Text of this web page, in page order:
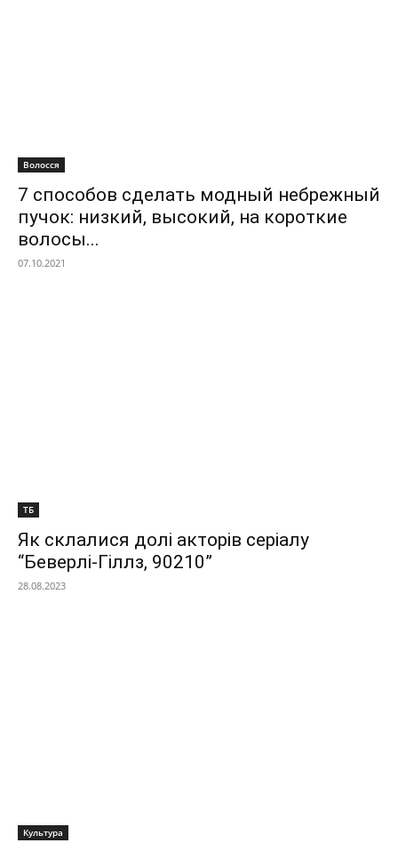
Волосся
7 способов сделать модный небрежный
пучок: низкий, высокий, на короткие
волосы...
07.10.2021
ТБ
Як склалися долі акторів серіалу
“Беверлі-Гіллз, 90210”
28.08.2023
Культура